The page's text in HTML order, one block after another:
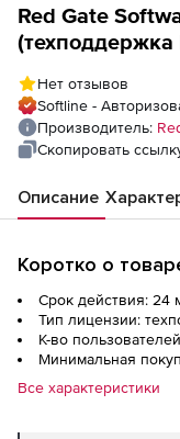
Red Gate
(техподдержка
Нет отзывов
Softline -
Производитель:
Скопировать
Описание
Коротко о
Срок действия: 24
Тип лицензии:
К-во
Минимальная
Все характеристики